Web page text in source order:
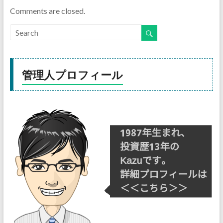
Comments are closed.
管理人プロフィール